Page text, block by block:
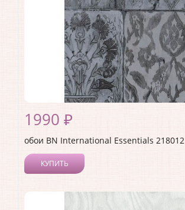
1990 ₽
обои BN International Essentials 218012
КУПИТЬ
Коллекция:Essentials